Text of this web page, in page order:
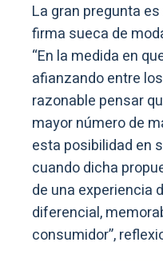
La gran pregunta
firma sueca de
“En la medida en
afianzando entre
razonable pensar
mayor número de
esta posibilidad en
cuando dicha
de una experiencia
diferencial,
consumidor”,